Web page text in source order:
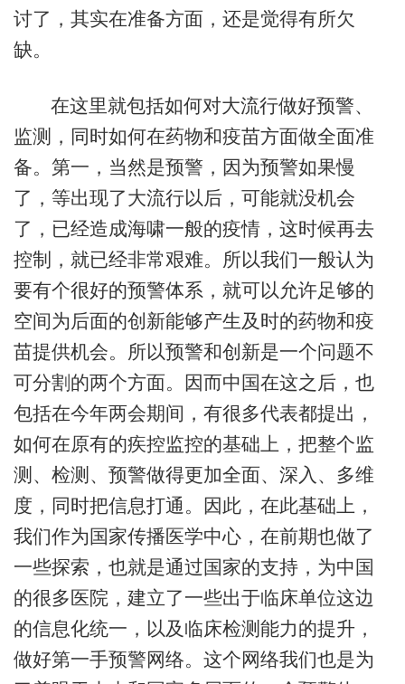
讨了，其实在准备方面，还是觉得有所欠
缺。
在这里就包括如何对大流行做好预警、
监测，同时如何在药物和疫苗方面做全面准
备。第一，当然是预警，因为预警如果慢
了，等出现了大流行以后，可能就没机会
了，已经造成海啸一般的疫情，这时候再去
控制，就已经非常艰难。所以我们一般认为
要有个很好的预警体系，就可以允许足够的
空间为后面的创新能够产生及时的药物和疫
苗提供机会。所以预警和创新是一个问题不
可分割的两个方面。因而中国在这之后，也
包括在今年两会期间，有很多代表都提出，
如何在原有的疾控监控的基础上，把整个监
测、检测、预警做得更加全面、深入、多维
度，同时把信息打通。因此，在此基础上，
我们作为国家传播医学中心，在前期也做了
一些探索，也就是通过国家的支持，为中国
的很多医院，建立了一些出于临床单位这边
的信息化统一，以及临床检测能力的提升，
做好第一手预警网络。这个网络我们也是为